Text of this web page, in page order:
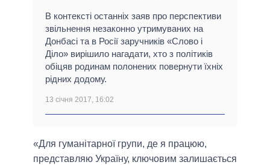
В контексті останніх заяв про перспективи
звільнення незаконно утримуваних на
Донбасі та в Росії заручників «Слово і
Діло» вирішило нагадати, хто з політиків
обіцяв родинам полонених повернути їхніх
рідних додому.
13 січня 2017, 16:02
«Для гуманітарної групи, де я працюю,
представляю Україну, ключовим залишається